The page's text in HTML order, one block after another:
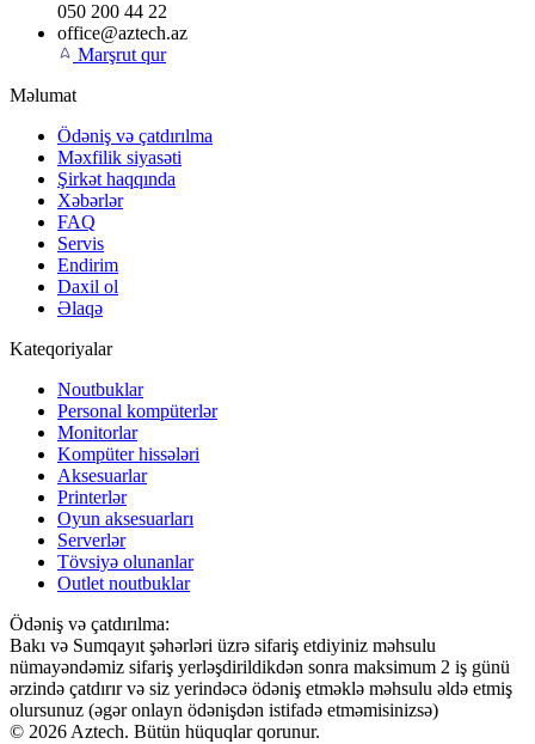
050 200 44 22
office@aztech.az
Marşrut qur
Məlumat
Ödəniş və çatdırılma
Məxfilik siyasəti
Şirkət haqqında
Xəbərlər
FAQ
Servis
Endirim
Daxil ol
Əlaqə
Kateqoriyalar
Noutbuklar
Personal kompüterlər
Monitorlar
Kompüter hissələri
Aksesuarlar
Printerlər
Oyun aksesuarları
Serverlər
Tövsiyə olunanlar
Outlet noutbuklar
Ödəniş və çatdırılma:
Bakı və Sumqayıt şəhərləri üzrə sifariş etdiyiniz məhsulu
nümayəndəmiz sifariş yerləşdirildikdən sonra maksimum 2 iş günü
ərzində çatdırır və siz yerindəcə ödəniş etməklə məhsulu əldə etmiş
olursunuz (əgər onlayn ödənişdən istifadə etməmisinizsə)
© 2026 Aztech. Bütün hüquqlar qorunur.